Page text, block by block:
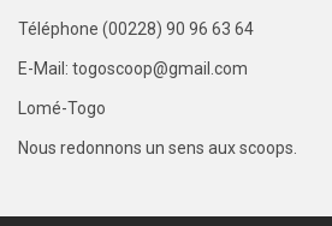
Téléphone (00228) 90 96 63 64
E-Mail: togoscoop@gmail.com
Lomé-Togo
Nous redonnons un sens aux scoops.